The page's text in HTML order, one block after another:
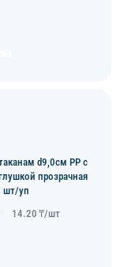
d9,0см PP с
прозрачная
шт/уп
14.20 ₸/шт